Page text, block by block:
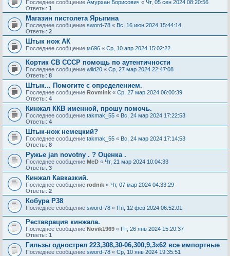
Последнее сообщение Амурхан Борисович « Чт, 05 сен 2024 08:20:56
Ответы: 1
Магазин пистолета Ярыгина
Последнее сообщение sword-78 « Вс, 16 июн 2024 15:44:14
Ответы: 2
Штык нож АК
Последнее сообщение м696 « Ср, 10 апр 2024 15:02:22
Кортик СВ СССР помощь по аутентичности
Последнее сообщение wild20 « Ср, 27 мар 2024 22:47:08
Ответы: 8
Штык... Помогите с определением.
Последнее сообщение Rovmink « Ср, 27 мар 2024 06:00:39
Ответы: 4
Кинжал ККВ именной, прошу помочь.
Последнее сообщение takmak_55 « Вс, 24 мар 2024 17:22:53
Ответы: 4
Штык-нож немецкий?
Последнее сообщение takmak_55 « Вс, 24 мар 2024 17:14:53
Ответы: 8
Ружье jan novotny . ? Оценка .
Последнее сообщение MeD « Чт, 21 мар 2024 10:04:33
Ответы: 3
Кинжал Кавказкий.
Последнее сообщение rodnik « Чт, 07 мар 2024 04:33:29
Ответы: 2
Кобура Р38
Последнее сообщение sword-78 « Пн, 12 фев 2024 06:52:01
Реставрация кинжала.
Последнее сообщение Novik1969 « Пт, 26 янв 2024 15:20:37
Ответы: 1
Гильзы однострел 223,308,30-06,300,9,3х62 все импортные
Последнее сообщение sword-78 « Ср, 10 янв 2024 19:35:51